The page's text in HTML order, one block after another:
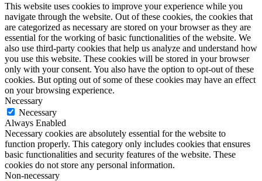
This website uses cookies to improve your experience while you
navigate through the website. Out of these cookies, the cookies that
are categorized as necessary are stored on your browser as they are
essential for the working of basic functionalities of the website. We
also use third-party cookies that help us analyze and understand how
you use this website. These cookies will be stored in your browser
only with your consent. You also have the option to opt-out of these
cookies. But opting out of some of these cookies may have an effect
on your browsing experience.
Necessary
Necessary
Always Enabled
Necessary cookies are absolutely essential for the website to
function properly. This category only includes cookies that ensures
basic functionalities and security features of the website. These
cookies do not store any personal information.
Non-necessary